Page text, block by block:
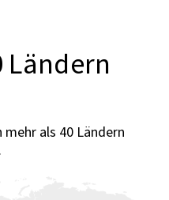
Ländern
mehr als 40 Ländern